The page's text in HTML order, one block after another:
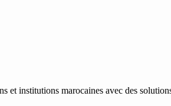
et institutions marocaines avec des